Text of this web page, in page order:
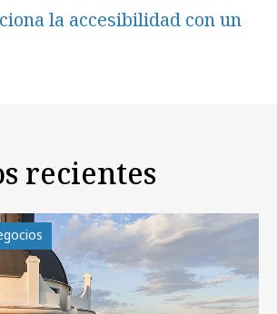
la accesibilidad con un
recientes